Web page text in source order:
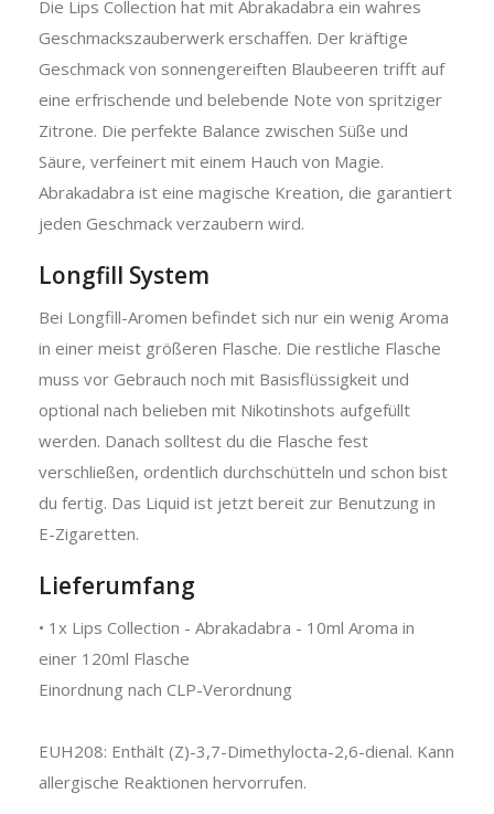
Die Lips Collection hat mit Abrakadabra ein wahres
Geschmackszauberwerk erschaffen. Der kräftige
Geschmack von sonnengereiften Blaubeeren trifft auf
eine erfrischende und belebende Note von spritziger
Zitrone. Die perfekte Balance zwischen Süße und
Säure, verfeinert mit einem Hauch von Magie.
Abrakadabra ist eine magische Kreation, die garantiert
jeden Geschmack verzaubern wird.
Longfill System
Bei Longfill-Aromen befindet sich nur ein wenig Aroma
in einer meist größeren Flasche. Die restliche Flasche
muss vor Gebrauch noch mit Basisflüssigkeit und
optional nach belieben mit Nikotinshots aufgefüllt
werden. Danach solltest du die Flasche fest
verschließen, ordentlich durchschütteln und schon bist
du fertig. Das Liquid ist jetzt bereit zur Benutzung in
E-Zigaretten.
Lieferumfang
• 1x Lips Collection - Abrakadabra - 10ml Aroma in
einer 120ml Flasche
Einordnung nach CLP-Verordnung
EUH208: Enthält (Z)-3,7-Dimethylocta-2,6-dienal. Kann
allergische Reaktionen hervorrufen.